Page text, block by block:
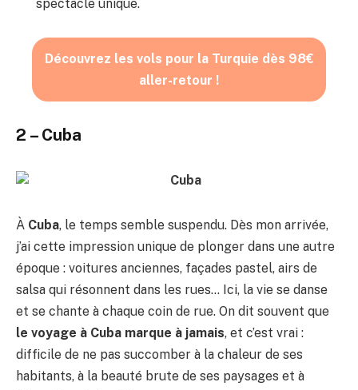
spectacle unique.
Découvrez les vols pour la Turquie dès 98€
aller-retour !
2 – Cuba
À Cuba, le temps semble suspendu. Dès mon arrivée,
j’ai cette impression unique de plonger dans une autre
époque : voitures anciennes, façades pastel, airs de
salsa qui résonnent dans les rues… Ici, la vie se danse
et se chante à chaque coin de rue. On dit souvent que
le voyage à Cuba marque à jamais, et c’est vrai :
difficile de ne pas succomber à la chaleur de ses
habitants, à la beauté brute de ses paysages et à